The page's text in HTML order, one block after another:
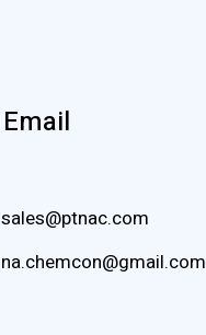
Email
sales@ptnac.com
na.chemcon@gmail.com